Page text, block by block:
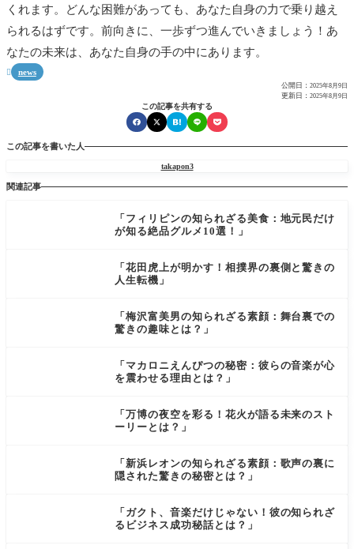
くれます。どんな困難があっても、あなた自身の力で乗り越え
られるはずです。前向きに、一歩ずつ進んでいきましょう！あ
なたの未来は、あなた自身の手の中にあります。
 news
公開日： 2025年8月9日
更新日： 2025年8月9日
この記事を共有する
この記事を書いた人
takapon3
関連記事
「フィリピンの知られざる美食：地元民だけ
が知る絶品グルメ10選！」
「花田虎上が明かす！相撲界の裏側と驚きの
人生転機」
「梅沢富美男の知られざる素顔：舞台裏での
驚きの趣味とは？」
「マカロニえんぴつの秘密：彼らの音楽が心
を震わせる理由とは？」
「万博の夜空を彩る！花火が語る未来のスト
ーリーとは？」
「新浜レオンの知られざる素顔：歌声の裏に
隠された驚きの秘密とは？」
「ガクト、音楽だけじゃない！彼の知られざ
るビジネス成功秘話とは？」